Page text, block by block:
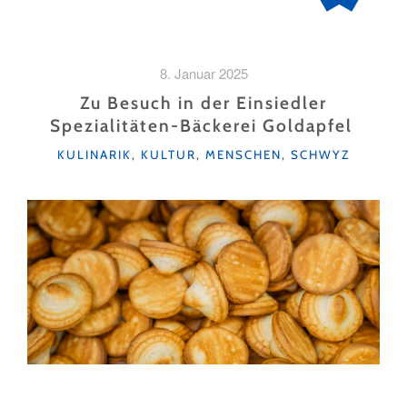
8. Januar 2025
Zu Besuch in der Einsiedler
Spezialitäten-Bäckerei Goldapfel
KATEGORIEN
KULINARIK, KULTUR, MENSCHEN, SCHWYZ